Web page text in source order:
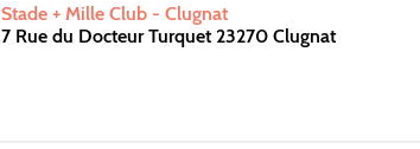
Stade + Mille Club - Clugnat
7 Rue du Docteur Turquet 23270 Clugnat